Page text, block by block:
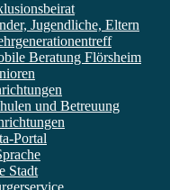
Jugendliche, Eltern
Beratung Flörsheim
und Betreuung
Portal
Stadt